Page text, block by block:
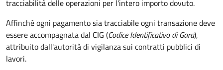
tracciabilità delle operazioni per l'intero importo dovuto.
Affinché ogni pagamento sia tracciabile ogni transazione deve
essere accompagnata dal CIG (Codice Identificativo di Gara),
attribuito dall'autorità di vigilanza sui contratti pubblici di
lavori.